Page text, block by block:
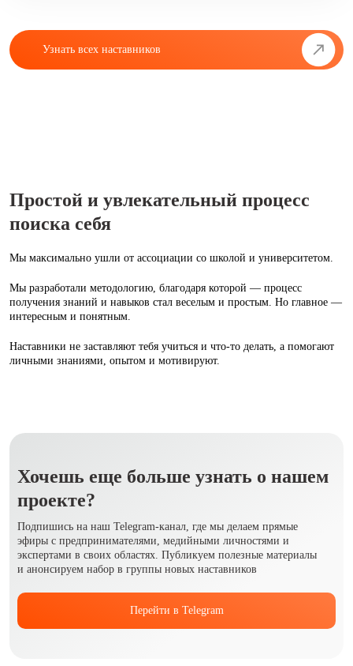
Узнать всех наставников
Простой и увлекательный процесс
поиска себя
Мы максимально ушли от ассоциации со школой и университетом.
Мы разработали методологию, благодаря которой — процесс
получения знаний и навыков стал веселым и простым. Но главное —
интересным и понятным.
Наставники не заставляют тебя учиться и что‑то делать, а помогают
личными знаниями, опытом и мотивируют.
Хочешь еще больше узнать о нашем
проекте?
Подпишись на наш Telegram-канал, где мы делаем прямые
эфиры с предпринимателями, медийными личностями и
экспертами в своих областях. Публикуем полезные материалы
и анонсируем набор в группы новых наставников
Перейти в Telegram